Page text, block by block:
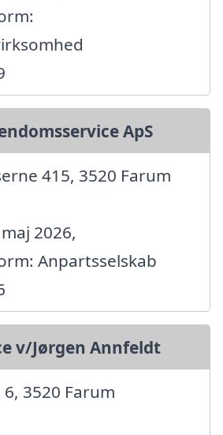
ApS
415, 3520 Farum
2026,
Anpartsselskab
v/Jørgen Annfeldt
3520 Farum